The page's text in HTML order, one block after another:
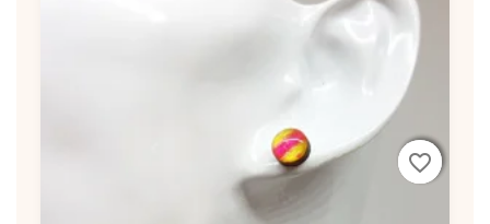
favorite_border
favorite_border
favorite_border